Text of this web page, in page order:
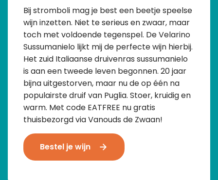
Bij stromboli mag je best een beetje speelse
wijn inzetten. Niet te serieus en zwaar, maar
toch met voldoende tegenspel. De Velarino
Sussumanielo lijkt mij de perfecte wijn hierbij.
Het zuid Italiaanse druivenras sussumanielo
is aan een tweede leven begonnen. 20 jaar
bijna uitgestorven, maar nu de op één na
populairste druif van Puglia. Stoer, kruidig en
warm. Met code EATFREE nu gratis
thuisbezorgd via Vanouds de Zwaan!
Bestel je wijn